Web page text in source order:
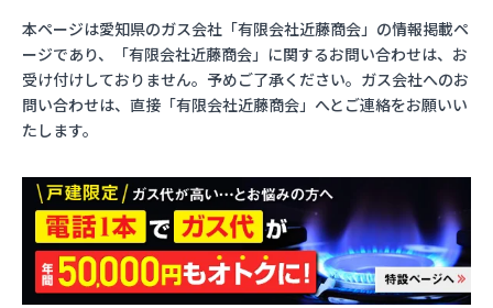
本ページは愛知県のガス会社「有限会社近藤商会」の情報掲載ペ
ージであり、「有限会社近藤商会」に関するお問い合わせは、お
受け付けしておりません。予めご了承ください。ガス会社へのお
問い合わせは、直接「有限会社近藤商会」へとご連絡をお願いい
たします。